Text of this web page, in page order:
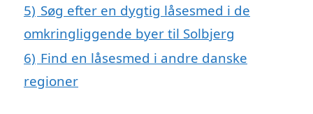
5) Søg efter en dygtig låsesmed i de
omkringliggende byer til Solbjerg
6) Find en låsesmed i andre danske
regioner